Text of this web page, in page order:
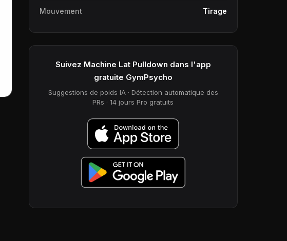
Mouvement Tirage
Suivez Machine Lat Pulldown dans l'app
gratuite GymPsycho
Suggestions de poids IA · Détection automatique des
PRs · 14 jours Pro gratuits